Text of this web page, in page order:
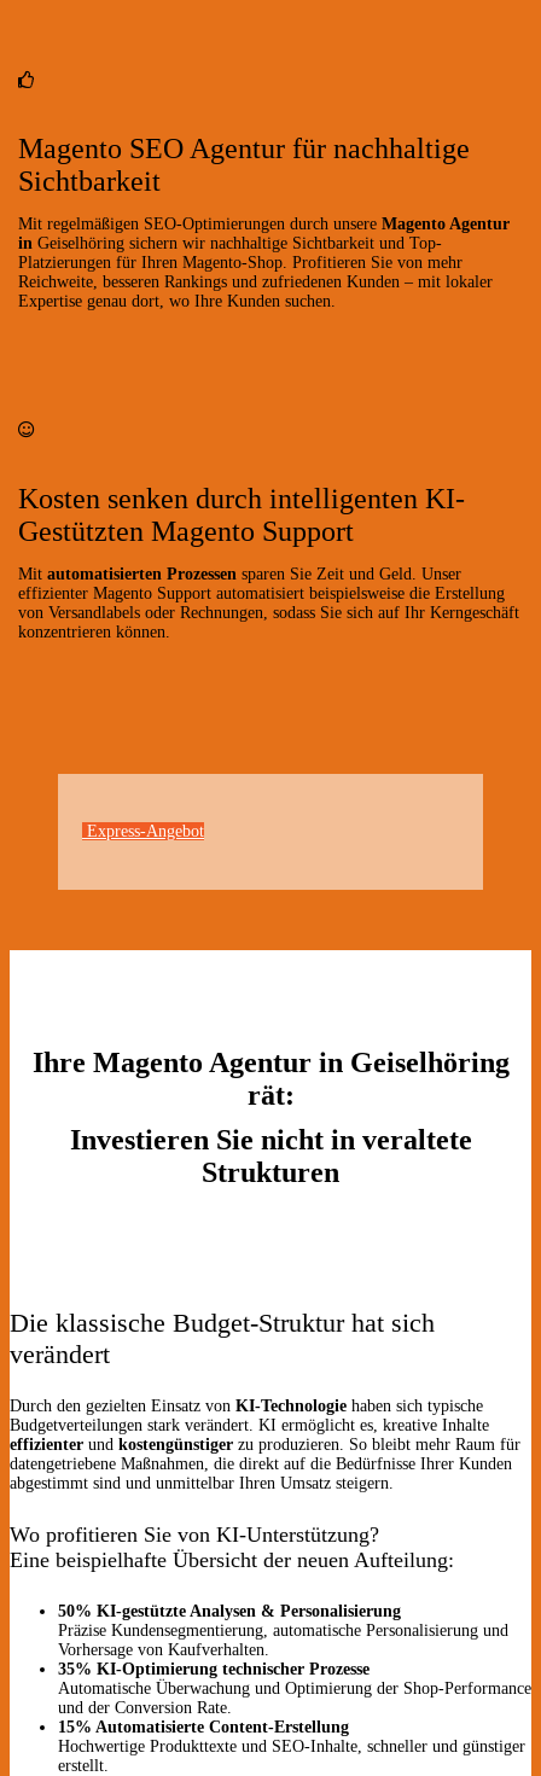
Magento SEO Agentur für nachhaltige
Sichtbarkeit
Mit regelmäßigen SEO-Optimierungen durch unsere Magento Agentur
in Geiselhöring sichern wir nachhaltige Sichtbarkeit und Top-
Platzierungen für Ihren Magento-Shop. Profitieren Sie von mehr
Reichweite, besseren Rankings und zufriedenen Kunden – mit lokaler
Expertise genau dort, wo Ihre Kunden suchen.
Kosten senken durch intelligenten KI-
Gestützten Magento Support
Mit automatisierten Prozessen sparen Sie Zeit und Geld. Unser
effizienter Magento Support automatisiert beispielsweise die Erstellung
von Versandlabels oder Rechnungen, sodass Sie sich auf Ihr Kerngeschäft
konzentrieren können.
Express-Angebot
Ihre Magento Agentur in Geiselhöring
rät:
Investieren Sie nicht in veraltete
Strukturen
Die klassische Budget-Struktur hat sich
verändert
Durch den gezielten Einsatz von KI-Technologie haben sich typische
Budgetverteilungen stark verändert. KI ermöglicht es, kreative Inhalte
effizienter und kostengünstiger zu produzieren. So bleibt mehr Raum für
datengetriebene Maßnahmen, die direkt auf die Bedürfnisse Ihrer Kunden
abgestimmt sind und unmittelbar Ihren Umsatz steigern.
Wo profitieren Sie von KI-Unterstützung?
Eine beispielhafte Übersicht der neuen Aufteilung:
50% KI-gestützte Analysen & Personalisierung
Präzise Kundensegmentierung, automatische Personalisierung und
Vorhersage von Kaufverhalten.
35% KI-Optimierung technischer Prozesse
Automatische Überwachung und Optimierung der Shop-Performance
und der Conversion Rate.
15% Automatisierte Content-Erstellung
Hochwertige Produkttexte und SEO-Inhalte, schneller und günstiger
erstellt.